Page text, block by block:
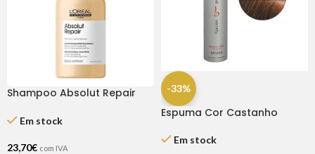
Shampoo Absolut Repair
Em stock
23,70€ com IVA
-33%
Espuma Cor Castanho
Em stock